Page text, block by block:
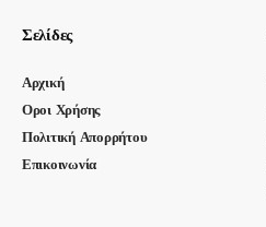
Σελίδες
Αρχική
Οροι Χρήσης
Πολιτική Απορρήτου
Επικοινωνία